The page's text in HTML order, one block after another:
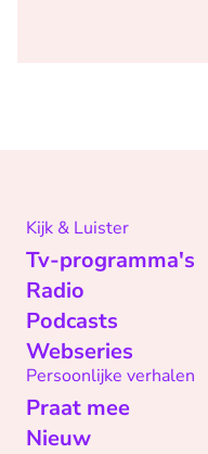
Kijk & Luister
Tv-programma's
Radio
Podcasts
Webseries
Persoonlijke verhalen
Praat mee
Nieuw